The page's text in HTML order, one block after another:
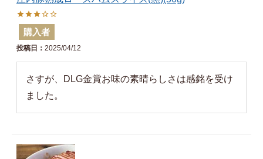
購入者
投稿日 2025/04/12
さすが、DLG金賞お味の素晴らしさは感銘を受け